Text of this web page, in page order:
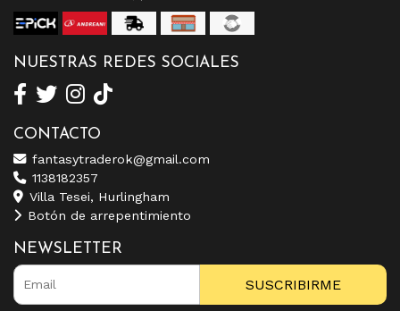
NUESTRAS REDES SOCIALES
CONTACTO
fantasytraderok@gmail.com
1138182357
Villa Tesei, Hurlingham
Botón de arrepentimiento
NEWSLETTER
SUSCRIBIRME